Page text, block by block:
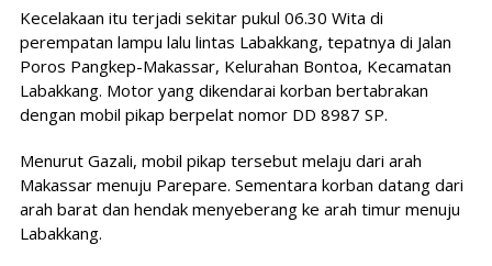
Kecelakaan itu terjadi sekitar pukul 06.30 Wita di
perempatan lampu lalu lintas Labakkang, tepatnya di Jalan
Poros Pangkep-Makassar, Kelurahan Bontoa, Kecamatan
Labakkang. Motor yang dikendarai korban bertabrakan
dengan mobil pikap berpelat nomor DD 8987 SP.
Menurut Gazali, mobil pikap tersebut melaju dari arah
Makassar menuju Parepare. Sementara korban datang dari
arah barat dan hendak menyeberang ke arah timur menuju
Labakkang.